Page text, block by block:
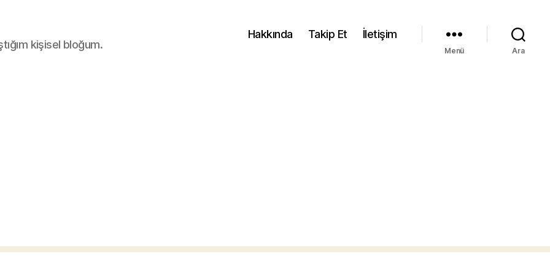
kişisel bloğum.
Hakkında Takip Et İletişim
Menü Ara